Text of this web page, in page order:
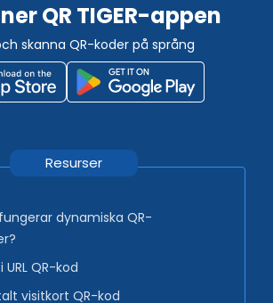
QR TIGER-appen
skanna QR-koder på språng
Resurser
dynamiska QR-
URL QR-kod
visitkort QR-kod